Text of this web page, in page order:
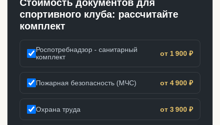
Стоимость документов для
спортивного клуба: рассчитайте
комплект
Роспотребнадзор - санитарный
комплект
от 1 900 ₽
Пожарная безопасность (МЧС) от 4 900 ₽
Охрана труда от 3 900 ₽